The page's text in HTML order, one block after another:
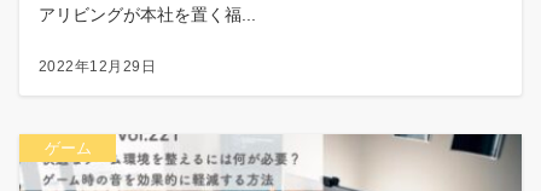
アリビングが本社を置く福...
2022年12月29日
ゲーム